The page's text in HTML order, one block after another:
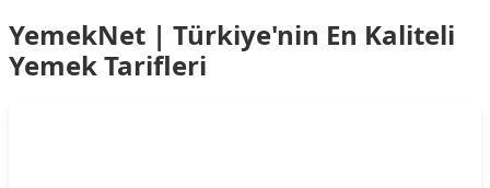
YemekNet | Türkiye'nin En Kaliteli
Yemek Tarifleri